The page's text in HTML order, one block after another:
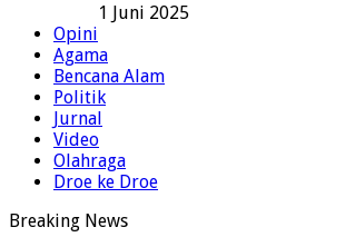
1 Juni 2025
Opini
Agama
Bencana Alam
Politik
Jurnal
Video
Olahraga
Droe ke Droe
Breaking News